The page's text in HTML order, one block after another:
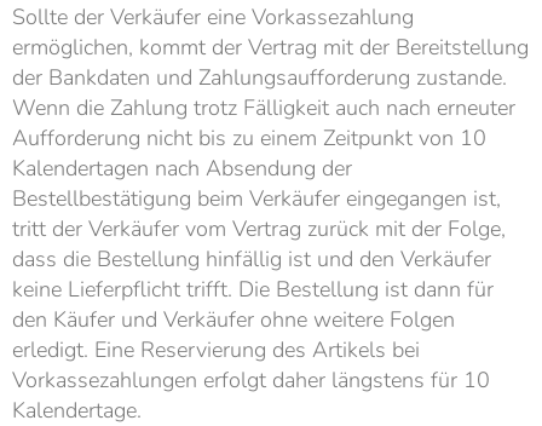
Sollte der Verkäufer eine Vorkassezahlung
ermöglichen, kommt der Vertrag mit der Bereitstellung
der Bankdaten und Zahlungsaufforderung zustande.
Wenn die Zahlung trotz Fälligkeit auch nach erneuter
Aufforderung nicht bis zu einem Zeitpunkt von 10
Kalendertagen nach Absendung der
Bestellbestätigung beim Verkäufer eingegangen ist,
tritt der Verkäufer vom Vertrag zurück mit der Folge,
dass die Bestellung hinfällig ist und den Verkäufer
keine Lieferpflicht trifft. Die Bestellung ist dann für
den Käufer und Verkäufer ohne weitere Folgen
erledigt. Eine Reservierung des Artikels bei
Vorkassezahlungen erfolgt daher längstens für 10
Kalendertage.